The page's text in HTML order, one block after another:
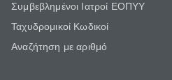
Συμβεβλημένοι Ιατροί ΕΟΠΥΥ
Ταχυδρομικοί Κωδικοί
Αναζήτηση με αριθμό